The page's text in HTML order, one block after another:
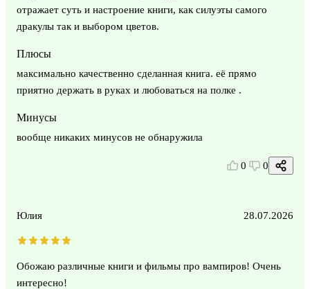
отражает суть и настроение книги, как силуэты самого
дракулы так и выбором цветов.
Плюсы
максимально качественно сделанная книга. её прямо
приятно держать в руках и любоваться на полке .
Минусы
вообще никаких минусов не обнаружила
0 0
Юлия 28.07.2026
Обожаю различные книги и фильмы про вампиров! Очень
интересно!